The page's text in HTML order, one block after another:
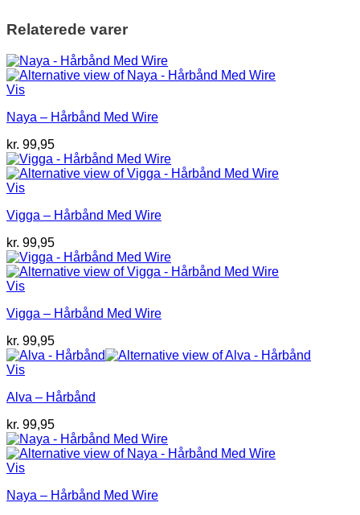
Relaterede varer
Vis
Naya – Hårbånd Med Wire
kr. 99,95
Vis
Vigga – Hårbånd Med Wire
kr. 99,95
Vis
Vigga – Hårbånd Med Wire
kr. 99,95
Vis
Alva – Hårbånd
kr. 99,95
Vis
Naya – Hårbånd Med Wire